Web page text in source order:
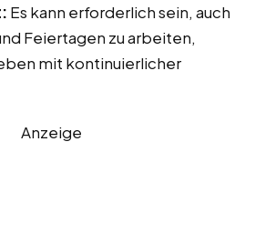
Es kann erforderlich sein, auch
Feiertagen zu arbeiten,
mit kontinuierlicher
Anzeige